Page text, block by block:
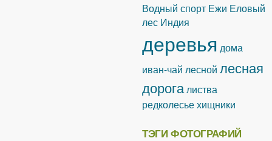
Водный спорт Ежи Еловый
лес Индия
деревья дома
иван-чай лесной лесная
дорога листва
редколесьехищники
ТЭГИ ФОТОГРАФИЙ